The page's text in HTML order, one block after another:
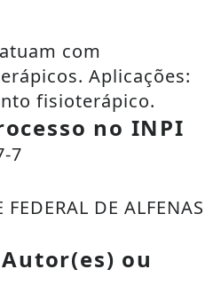
com
Aplicações:
fisioterápico.
no INPI
7
DE ALFENAS
ou